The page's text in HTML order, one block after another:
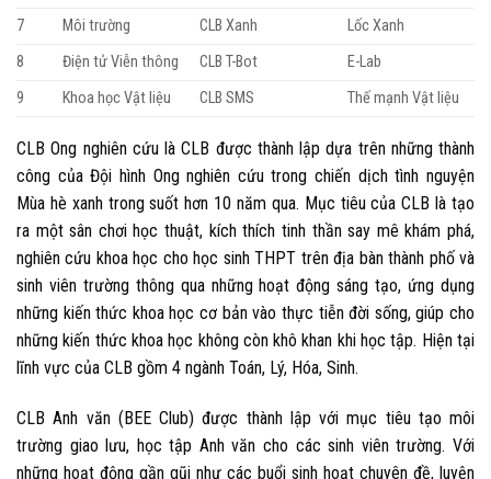
7
Môi trường CLB Xanh
Lốc Xanh
8
Điện tử Viễn thông CLB T-Bot
E-Lab
9
Khoa học Vật liệu CLB SMS Thế mạnh Vật liệu
CLB Ong nghiên cứulà CLB được thành lập dựa trên những thành
công của Đội hình Ong nghiên cứu trong chiến dịch tình nguyện
Mùa hè xanh trong suốt hơn 10 năm qua. Mục tiêu của CLB là tạo
ra một sân chơi học thuật, kích thích tinh thần say mê khám phá,
nghiên cứu khoa học cho học sinh THPT trên địa bàn thành phố và
sinh viên trường thông qua những hoạt động sáng tạo, ứng dụng
những kiến thức khoa học cơ bản vào thực tiễn đời sống, giúp cho
những kiến thức khoa học không còn khô khan khi học tập. Hiện tại
lĩnh vực của CLB gồm 4 ngành Toán, Lý, Hóa, Sinh.
CLB Anh văn (BEE Club) được thành lập với mục tiêu tạo môi
trường giao lưu, học tập Anh văn cho các sinh viên trường. Với
những hoạt động gần gũi như các buổi sinh hoạt chuyên đề, luyện